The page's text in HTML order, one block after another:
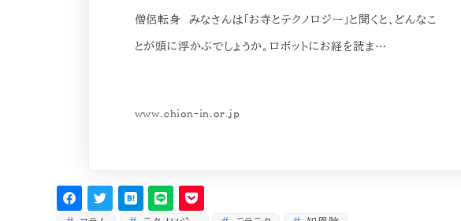
僧侶転身 みなさんは「お寺とテクノロジー」と聞くと、どんなこ
とが頭に浮かぶでしょうか。ロボットにお経を読ま…
www.chion-in.or.jp